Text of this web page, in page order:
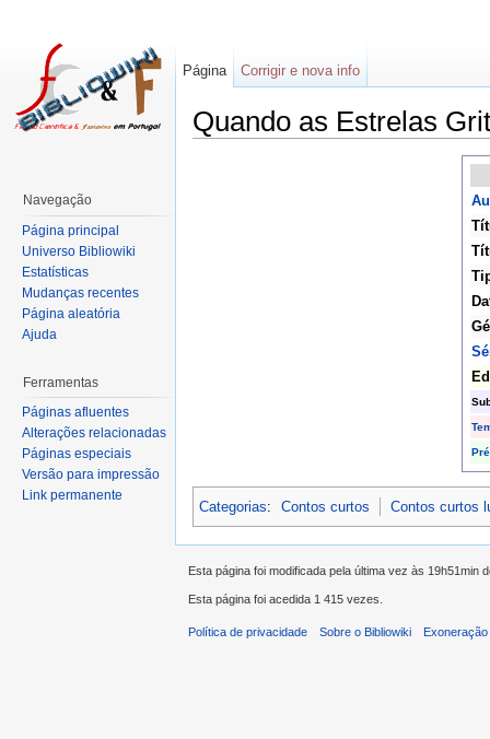
Quando as Estrelas
Categorias: Contos curtos Contos curtos
Página Corrigir e nova info
Navegação
Página principal
Universo Bibliowiki
Estatísticas
Mudanças recentes
Página aleatória
Ajuda
Ferramentas
Páginas afluentes
Alterações relacionadas
Páginas especiais
Versão para impressão
Link permanente
Esta página foi modificada pela última vez às 19h51min
Esta página foi acedida 1 415 vezes.
Política de privacidade Sobre o Bibliowiki